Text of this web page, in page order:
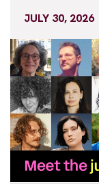
JULY 30, 2026